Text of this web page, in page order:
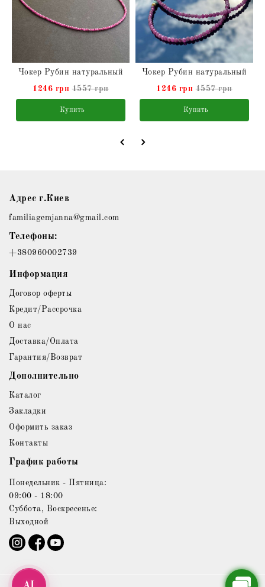
Чокер Рубин натуральный
1246 грн 1557 грн
Купить
Чокер Рубин натуральный
1246 грн 1557 грн
Купить
Адрес г.Киев
familiagemjanna@gmail.com
Телефоны:
+380960002739
Информация
Договор оферты
Кредит/Рассрочка
О нас
Доставка/Оплата
Гарантия/Возврат
Дополнительно
Каталог
Закладки
Оформить заказ
Контакты
График работы
Понедельник - Пятница:
09:00 - 18:00
Суббота, Воскресенье:
Выходной